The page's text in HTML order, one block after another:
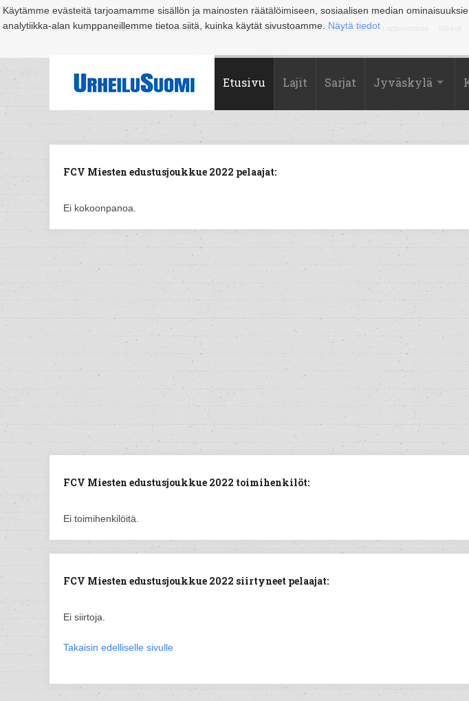
Käytämme evästeitä tarjoamamme sisällön ja mainosten räätälöimiseen, sosiaalisen median
analytiikka-alan kumppaneillemme tietoa siitä, kuinka käytät sivustoamme. Näytä tiedot
Suomi Espoo Helsinki Hämeenlinna Joensuu Jyväskylä Kouvola Kuopio Lahti
Etusivu Lajit Sarjat Jyväskylä
FCV Miesten edustusjoukkue 2022 pelaajat:
Ei kokoonpanoa.
FCV Miesten edustusjoukkue 2022 toimihenkilöt:
Ei toimihenkilöitä.
FCV Miesten edustusjoukkue 2022 siirtyneet pelaajat:
Ei siirtoja.
Takaisin edelliselle sivulle